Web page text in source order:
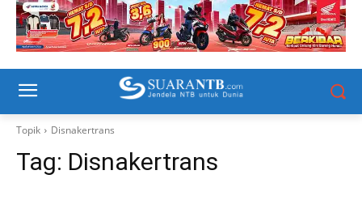
Topik Disnakertrans
Tag: Disnakertrans